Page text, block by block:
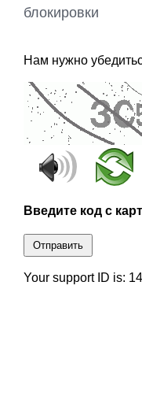
блокировки
Нам нужно
Введите код с
Отправить
Your support ID is: